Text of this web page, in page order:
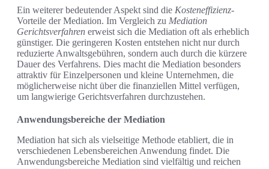
Ein weiterer bedeutender Aspekt sind die Kosteneffizienz-
Vorteile der Mediation. Im Vergleich zu Mediation
Gerichtsverfahren erweist sich die Mediation oft als erheblich
günstiger. Die geringeren Kosten entstehen nicht nur durch
reduzierte Anwaltsgebühren, sondern auch durch die kürzere
Dauer des Verfahrens. Dies macht die Mediation besonders
attraktiv für Einzelpersonen und kleine Unternehmen, die
möglicherweise nicht über die finanziellen Mittel verfügen,
um langwierige Gerichtsverfahren durchzustehen.
Anwendungsbereiche der Mediation
Mediation hat sich als vielseitige Methode etabliert, die in
verschiedenen Lebensbereichen Anwendung findet. Die
Anwendungsbereiche Mediation sind vielfältig und reichen